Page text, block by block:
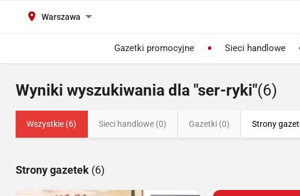
Warszawa
Gazetki promocyjne Sieci handlowe
Wyniki wyszukiwania dla "ser-ryki"(6)
Wszystkie (6) Sieci handlowe (0) Gazetki (0) Strony
Strony gazetek (6)